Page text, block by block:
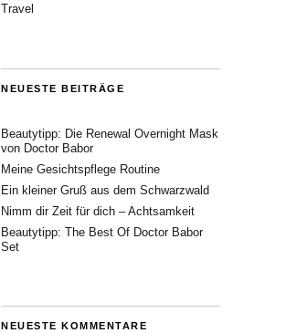
Travel
NEUESTE BEITRÄGE
Beautytipp: Die Renewal Overnight Mask
von Doctor Babor
Meine Gesichtspflege Routine
Ein kleiner Gruß aus dem Schwarzwald
Nimm dir Zeit für dich – Achtsamkeit
Beautytipp: The Best Of Doctor Babor
Set
NEUESTE KOMMENTARE